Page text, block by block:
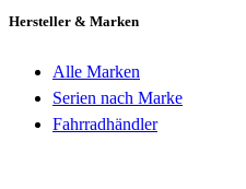
Hersteller & Marken
Alle Marken
Serien nach Marke
Fahrradhändler